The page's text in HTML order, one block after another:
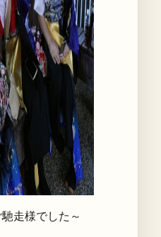
走様でした～